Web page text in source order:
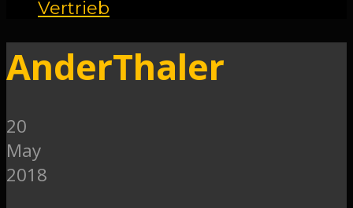
Vertrieb
AnderThaler
20
May
2018